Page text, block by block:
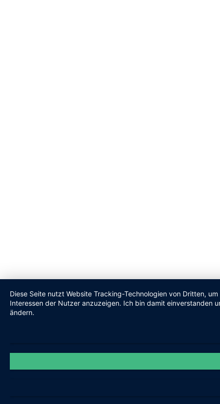
Diese Seite nutzt Website Tracking-Technologien von Dritten,
Interessen der Nutzer anzuzeigen. Ich bin damit einverstanden
ändern.